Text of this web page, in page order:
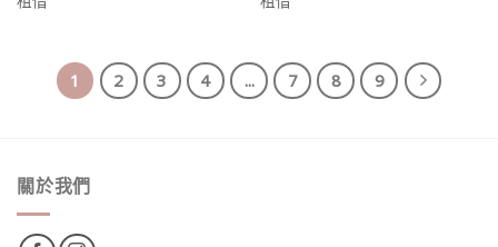
1 2 3 4 ... 7 8 9
關於我們